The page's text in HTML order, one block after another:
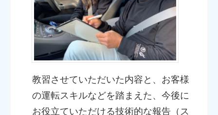
教習させていただいた内容と、お客様
の運転スキルなどを踏まえた、今後に
お役立ていただける技術的な報告（ス